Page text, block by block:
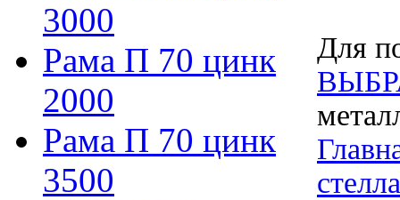
3000
Рама П 70 цинк
2000
Рама П 70 цинк
3500
Для